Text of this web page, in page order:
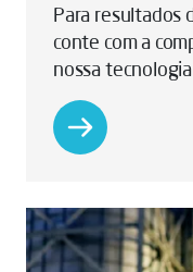
Para resultados
conte com a
nossa